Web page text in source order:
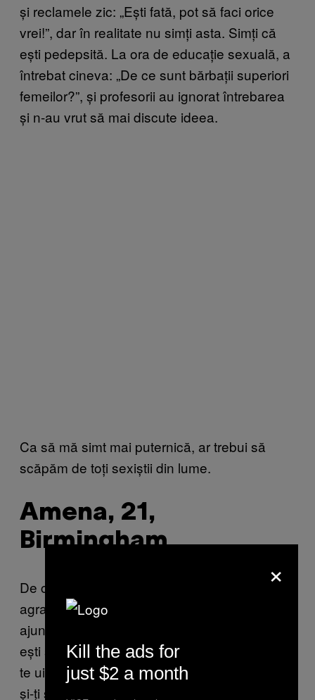
și reclamele zic: „Ești fată, pot să faci orice
vrei!”, dar în realitate nu simți asta. Simți că
ești pedepsită. La ora de educație sexuală, a
întrebat cineva: „De ce sunt bărbații superiori
femeilor?”, și profesorii au ignorat întrebarea
și n-au vrut să mai discute ideea.
Ca să mă simt mai puternică, ar trebui să
scăpăm de toți sexiștii din lume.
Amena, 21,
Birmingham
De cum mi-am pierdut încrederea în ceva, s-a
agravat și am pierdut-o de tot. Înainte să
ajungi la pubertate fie ai grăsime de copil sau
ești slăbănog. Dacă ai grăsimea aia de copil,
te uiți la ceilalți înainte să ajungi la pubertate
și-ți stă pe creieri. La 11 sau 12 ani începi să
×
Kill the ads for
just $2 a month